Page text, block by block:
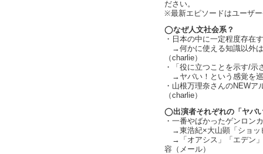
ださい。
※最新エピソードはユーザ
◯なぜ人文社会系？
・日本の中に一定程度存在
→何かに使える知識以外
（charlie）
・「役に立つことを示す/
→ヤバい！という感覚を
・山根万理奈さんのNEW
（charlie）
◯出演者それぞれの「ヤバ
・一番やばかったゲンロン
→東浩紀×大山顕「ショッ
→「オアシス」「エデン」
容（メール）